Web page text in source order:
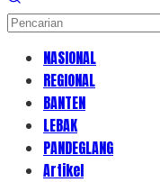
NASIONAL
REGIONAL
BANTEN
LEBAK
PANDEGLANG
Artikel